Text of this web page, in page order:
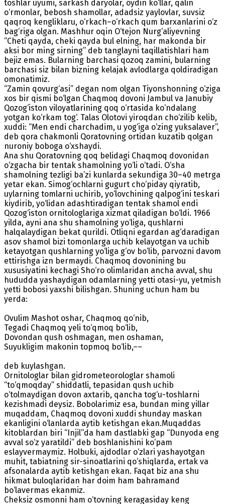
toshlar uyumi, sarkash daryolar, oydin ko‘llar, qalin
o‘rmonlar, bebosh shamollar, adadsiz yaylovlar, suvsiz
qaqroq kengliklaru, o‘rkach–o‘rkach qum barxanlarini o‘z
bag‘riga olgan. Mashhur oqin O‘tejon Nurg‘aliyevning
“Cheti qayda, cheki qayda bul elning, har makonda bir
aksi bor ming sirning” deb tanglayni taqillatishlari ham
bejiz emas. Bularning barchasi qozoq zamini, bularning
barchasi siz bilan bizning kelajak avlodlarga qoldiradigan
omonatimiz.
“Zamin qovurg‘asi” degan nom olgan Tiyonshonning o‘ziga
xos bir qismi bo‘lgan Chaqmoq dovoni Jambul va Janubiy
Qozog‘iston viloyatlarining qoq o‘rtasida ko‘ndalang
yotgan ko‘rkam tog‘. Talas Olotovi yiroqdan cho‘zilib kelib,
xuddi: “Men endi charchadim, u yog‘iga o‘zing yuksalaver”,
deb qora chakmonli Qoratovning ortidan kuzatib qolgan
nuroniy boboga o‘xshaydi.
Ana shu Qoratovning qoq belidagi Chaqmoq dovonidan
o‘zgacha bir tentak shamolning yo‘li o‘tadi. O‘sha
shamolning tezligi ba’zi kunlarda sekundiga 30–40 metrga
yetar ekan. Simog‘ochlarni gugurt cho‘piday qiyratib,
uylarning tomlarni uchirib, yo‘lovchining qalpog‘ini teskari
kiydirib, yo‘lidan adashtiradigan tentak shamol endi
Qozog‘iston ornitologlariga xizmat qiladigan bo‘ldi. 1966
yilda, ayni ana shu shamolning yo‘liga, qushlarni
halqalaydigan bekat qurildi. Otliqni egardan ag‘daradigan
asov shamol bizi tomonlarga uchib kelayotgan va uchib
ketayotgan qushlarning yo‘liga g‘ov bo‘lib, parvozni davom
ettirishga izn bermaydi. Chaqmoq dovonining bu
xususiyatini kechagi Sho‘ro olimlaridan ancha avval, shu
hududda yashaydigan odamlarning yetti otasi-yu, yetmish
yetti bobosi yaxshi bilishgan. Shuning uchun ham bu
yerda:
Ovulim Mashot oshar, Chaqmoq qo‘nib,
Tegadi Chaqmoq yeli to‘qmoq bo‘lib,
Dovondan qush oshmagan, men oshaman,
Suyukligim makonin topmoq bo‘lib,––
deb kuylashgan.
Ornitologlar bilan gidrometeorologlar shamoli
“to‘qmoqday” shiddatli, tepasidan qush uchib
o‘tolmaydigan dovon axtarib, qancha tog‘u-toshlarni
kezishmadi deysiz. Bobolarimiz esa, bundan ming yillar
muqaddam, Chaqmoq dovoni xuddi shunday maskan
ekanligini o‘lanlarda aytib ketishgan ekan.Muqaddas
kitoblardan biri “Injil”da ham dastlabki gap “Dunyoda eng
avval so‘z yaratildi” deb boshlanishini ko‘pam
eslayvermaymiz. Holbuki, ajdodlar o‘zlari yashayotgan
muhit, tabiatning sir-sinoatlarini qo‘shiqlarda, ertak va
afsonalarda aytib ketishgan ekan. Faqat biz ana shu
hikmat buloqlaridan har doim ham bahramand
bo‘lavermas ekanmiz.
Cheksiz osmonni ham o‘tovning keragasiday keng